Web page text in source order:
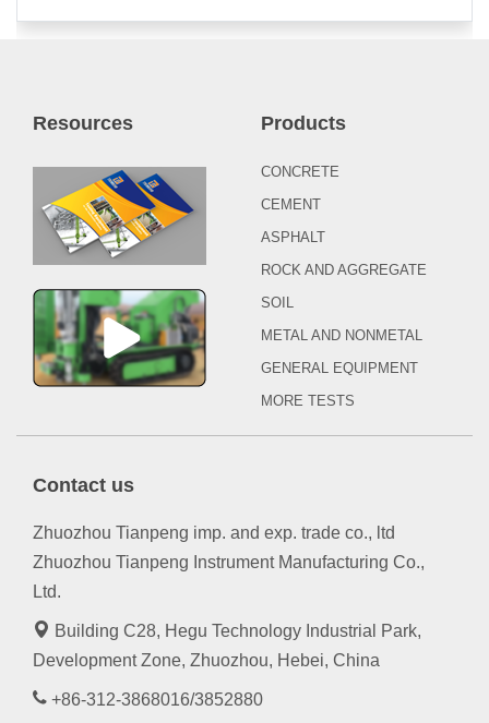
Resources Products
CONCRETE
CEMENT
ASPHALT
ROCK AND AGGREGATE
SOIL
METAL AND NONMETAL
GENERAL EQUIPMENT
MORE TESTS
Contact us
Zhuozhou Tianpeng imp. and exp. trade co., ltd
Zhuozhou Tianpeng Instrument Manufacturing Co.,
Ltd.
Building C28, Hegu Technology Industrial Park,
Development Zone, Zhuozhou, Hebei, China
+86-312-3868016/3852880